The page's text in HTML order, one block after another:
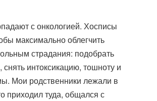
с онкологией. Хосписы
максимально облегчить
страдания: подобрать
интоксикацию, тошноту и
Мои родственники лежали в
приходил туда, общался с